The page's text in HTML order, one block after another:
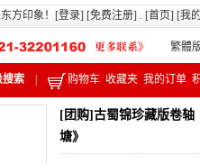
方印象！[登录] [免费注册] . [首页] [我
繁體
搜索 购物车 收藏夹 我的订单
[团购]古蜀锦珍藏版卷轴
塘》